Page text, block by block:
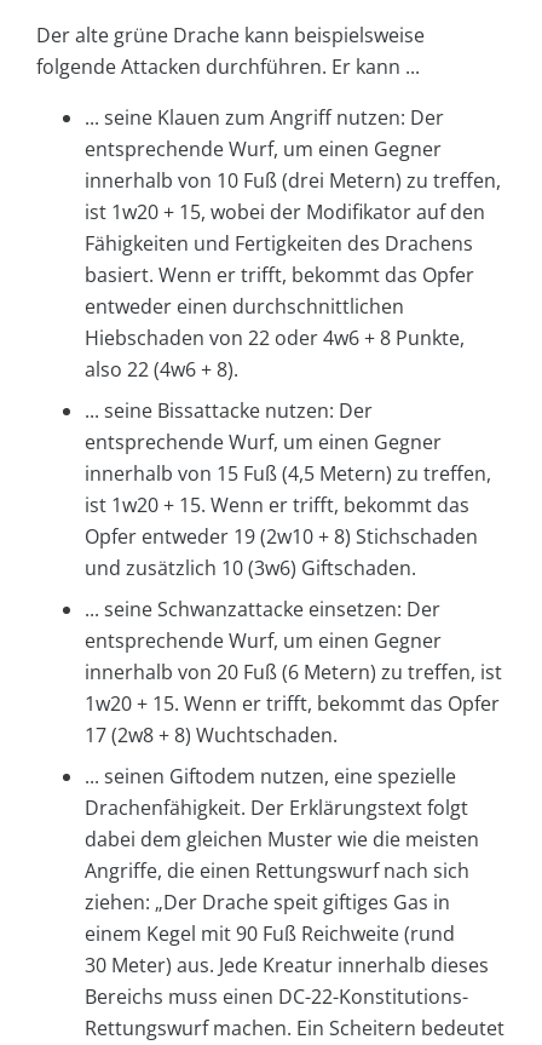
Der alte grüne Drache kann beispielsweise
folgende Attacken durchführen. Er kann ...
... seine Klauen zum Angriff nutzen: Der
entsprechende Wurf, um einen Gegner
innerhalb von 10 Fuß (drei Metern) zu treffen,
ist 1w20 + 15, wobei der Modifikator auf den
Fähigkeiten und Fertigkeiten des Drachens
basiert. Wenn er trifft, bekommt das Opfer
entweder einen durchschnittlichen
Hiebschaden von 22 oder 4w6 + 8 Punkte,
also 22 (4w6 + 8).
... seine Bissattacke nutzen: Der
entsprechende Wurf, um einen Gegner
innerhalb von 15 Fuß (4,5 Metern) zu treffen,
ist 1w20 + 15. Wenn er trifft, bekommt das
Opfer entweder 19 (2w10 + 8) Stichschaden
und zusätzlich 10 (3w6) Giftschaden.
... seine Schwanzattacke einsetzen: Der
entsprechende Wurf, um einen Gegner
innerhalb von 20 Fuß (6 Metern) zu treffen, ist
1w20 + 15. Wenn er trifft, bekommt das Opfer
17 (2w8 + 8) Wuchtschaden.
... seinen Giftodem nutzen, eine spezielle
Drachenfähigkeit. Der Erklärungstext folgt
dabei dem gleichen Muster wie die meisten
Angriffe, die einen Rettungswurf nach sich
ziehen: „Der Drache speit giftiges Gas in
einem Kegel mit 90 Fuß Reichweite (rund
30 Meter) aus. Jede Kreatur innerhalb dieses
Bereichs muss einen DC-22-Konstitutions-
Rettungswurf machen. Ein Scheitern bedeutet